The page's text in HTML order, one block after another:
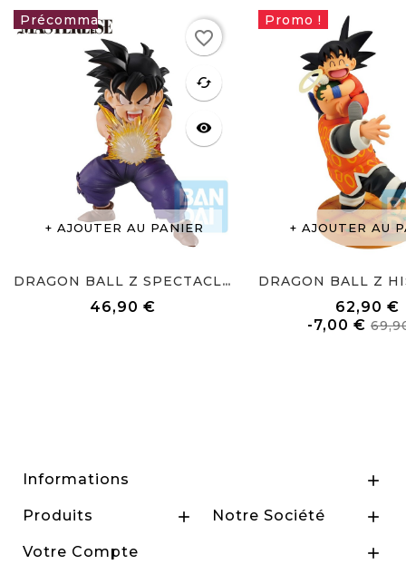
46,90 €
AJOUTER AU PANIER
favorite
cached
visibility
DRAGON BALL Z SPECTACLE...
46,90 €
favorite_border
Promo !
AJOUTER AU
62,90 €
Prix
-7,00 €
Informations 
Produits  Notre Société 
Votre Compte 